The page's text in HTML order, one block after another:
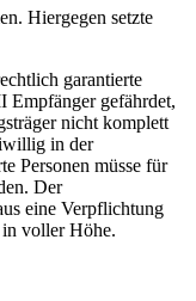
Hiergegen setzte
garantierte
gefährdet,
nicht komplett
in der
Personen müsse für
Der
eine Verpflichtung
in voller Höhe.